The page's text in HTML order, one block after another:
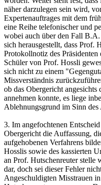
näher darzulegen sein wird,
Expertenauftrages mit dem
eine Reihe telefonischer und
wobei auch über den Fall
sich herausgestellt, dass Prof.
Protokollnotiz des Präsidenten
Schüler von Prof. Hossli
sich nicht zu einem
Missverständnis
ob das Obergericht
annehmen konnte, es liege
Ablehnungsgrund im Sinn
3. Im angefochtenen
Obergericht die Auffassung,
aufgehobenen Verfahrens
Hosslis sowie des kassierten
an Prof. Hutschenreuter stelle
dar, doch sei dieser Fehler
Angeschuldigten Misstrauen